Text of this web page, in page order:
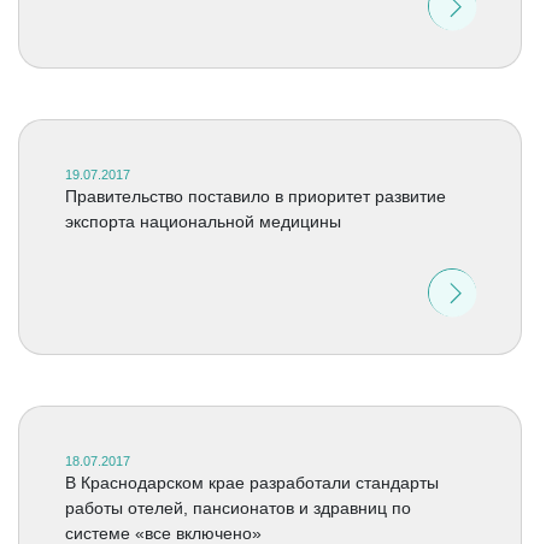
19.07.2017
Правительство поставило в приоритет развитие
экспорта национальной медицины
18.07.2017
В Краснодарском крае разработали стандарты
работы отелей, пансионатов и здравниц по
системе «все включено»